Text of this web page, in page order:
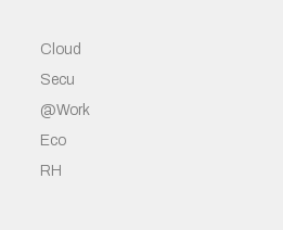
Cloud
Secu
@Work
Eco
RH